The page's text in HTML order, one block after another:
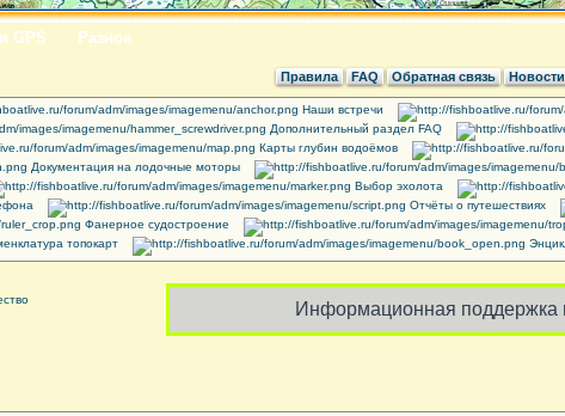
GPS Разное
Правила FAQ Обратная связь Новости
Наши встречи
Дополнительный раздел FAQ
Карты глубин водоёмов
Документация на лодочные моторы
Выбор эхолота
Отчёты о путешествиях
Фанерное судостроение
топокарт
Информационная поддержка